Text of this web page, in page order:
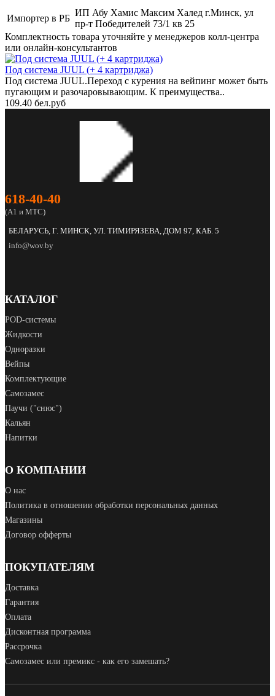
Импортер в РБ
ИП Абу Хамис Максим Халед г.Минск, ул
пр-т Победителей 73/1 кв 25
Комплектность товара уточняйте у менеджеров колл-центра
или онлайн-консультантов
Под система JUUL (+ 4 картриджа)
Под система JUUL.Переход с курения на вейпинг может быть
пугающим и разочаровывающим. К преимущества..
109.40 бел.руб
618‑40‑40
(А1 и МТС)
БЕЛАРУСЬ, Г. МИНСК, УЛ. ТИМИРЯЗЕВА, ДОМ 97, КАБ. 5
info@wov.by
КАТАЛОГ
POD‑системы
Жидкости
Одноразки
Вейпы
Комплектующие
Самозамес
Паучи ("снюс")
Кальян
Напитки
О КОМПАНИИ
О нас
Политика в отношении обработки персональных данных
Магазины
Договор офферты
ПОКУПАТЕЛЯМ
Доставка
Гарантия
Оплата
Дисконтная программа
Рассрочка
Самозамес или премикс - как его замешать?